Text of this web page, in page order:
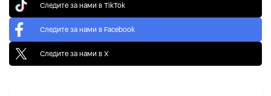
Следите за нами в TikTok
Следите за нами в Facebook
Следите за нами в X